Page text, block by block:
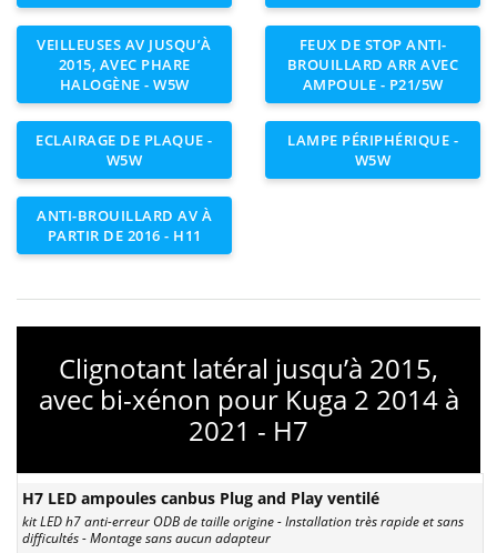
VEILLEUSES AV JUSQU’À
2015, AVEC PHARE
HALOGÈNE - W5W
FEUX DE STOP ANTI-
BROUILLARD ARR AVEC
AMPOULE - P21/5W
ECLAIRAGE DE PLAQUE -
W5W
LAMPE PÉRIPHÉRIQUE -
W5W
ANTI-BROUILLARD AV À
PARTIR DE 2016 - H11
Clignotant latéral jusqu’à 2015,
avec bi-xénon pour Kuga 2 2014 à
2021 - H7
H7 LED ampoules canbus Plug and Play ventilé
kit LED h7 anti-erreur ODB de taille origine - Installation très rapide et sans
difficultés - Montage sans aucun adapteur